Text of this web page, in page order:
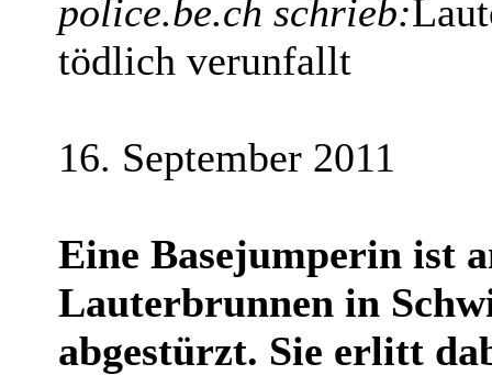
police.be.ch schrieb:
tödlich verunfallt
16. September 2011
Eine Basejumperin ist
Lauterbrunnen in
abgestürzt. Sie erlitt